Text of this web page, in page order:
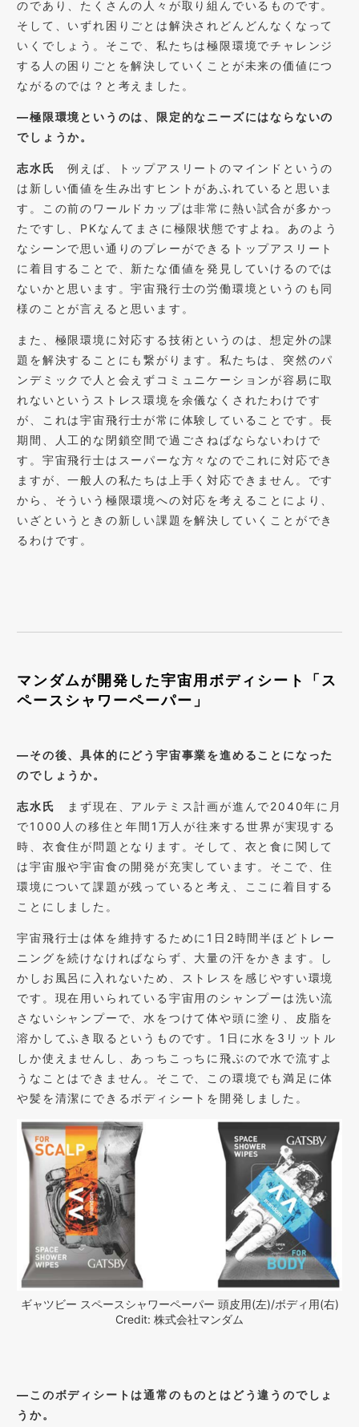
のであり、たくさんの人々が取り組んでいるものです。
そして、いずれ困りごとは解決されどんどんなくなって
いくでしょう。そこで、私たちは極限環境でチャレンジ
する人の困りごとを解決していくことが未来の価値につ
ながるのでは？と考えました。
―極限環境というのは、限定的なニーズにはならないの
でしょうか。
志水氏 例えば、トップアスリートのマインドというの
は新しい価値を生み出すヒントがあふれていると思いま
す。この前のワールドカップは非常に熱い試合が多かっ
たですし、PKなんてまさに極限状態ですよね。あのよう
なシーンで思い通りのプレーができるトップアスリート
に着目することで、新たな価値を発見していけるのでは
ないかと思います。宇宙飛行士の労働環境というのも同
様のことが言えると思います。
また、極限環境に対応する技術というのは、想定外の課
題を解決することにも繋がります。私たちは、突然のパ
ンデミックで人と会えずコミュニケーションが容易に取
れないというストレス環境を余儀なくされたわけです
が、これは宇宙飛行士が常に体験していることです。長
期間、人工的な閉鎖空間で過ごさねばならないわけで
す。宇宙飛行士はスーパーな方々なのでこれに対応でき
ますが、一般人の私たちは上手く対応できません。です
から、そういう極限環境への対応を考えることにより、
いざというときの新しい課題を解決していくことができ
るわけです。
マンダムが開発した宇宙用ボディシート「ス
ペースシャワーペーパー」
―その後、具体的にどう宇宙事業を進めることになった
のでしょうか。
志水氏 まず現在、アルテミス計画が進んで2040年に月
で1000人の移住と年間1万人が往来する世界が実現する
時、衣食住が問題となります。そして、衣と食に関して
は宇宙服や宇宙食の開発が充実しています。そこで、住
環境について課題が残っていると考え、ここに着目する
ことにしました。
宇宙飛行士は体を維持するために1日2時間半ほどトレー
ニングを続けなければならず、大量の汗をかきます。し
かしお風呂に入れないため、ストレスを感じやすい環境
です。現在用いられている宇宙用のシャンプーは洗い流
さないシャンプーで、水をつけて体や頭に塗り、皮脂を
溶かしてふき取るというものです。1日に水を3リットル
しか使えませんし、あっちこっちに飛ぶので水で流すよ
うなことはできません。そこで、この環境でも満足に体
や髪を清潔にできるボディシートを開発しました。
ギャツビー スペースシャワーペーパー 頭皮用(左)/ボディ用(右)
Credit: 株式会社マンダム
―このボディシートは通常のものとはどう違うのでしょ
うか。